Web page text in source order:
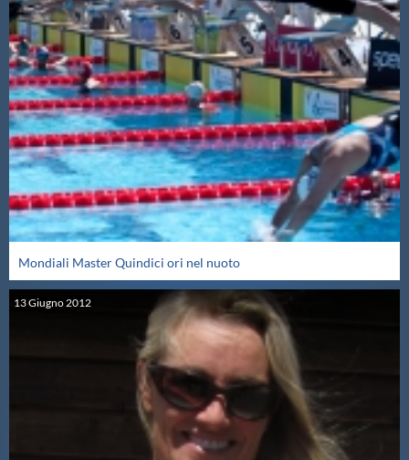
Mondiali Master Quindici ori nel nuoto
13Giugno2012